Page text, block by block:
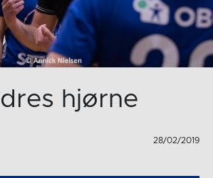
hjørne
28/02/2019